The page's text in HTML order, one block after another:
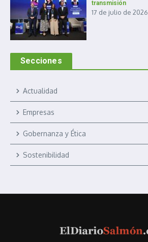
transmisión
17 de julio de 2026
Secciones
Actualidad
Empresas
Gobernanza y Ética
Sostenibilidad